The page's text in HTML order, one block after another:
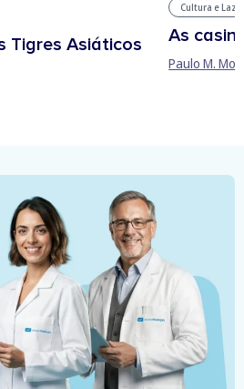
Tigres Asiáticos
Cultura e
As
Paulo M.